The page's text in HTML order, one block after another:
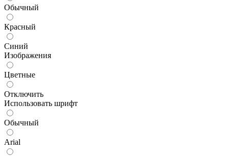
Обычный
Красный
Синий
Изображения
Цветные
Отключить
Использовать шрифт
Обычный
Arial